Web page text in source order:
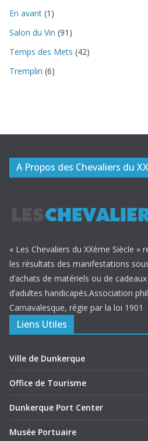
En avant (1)
Salon du Vin (91)
Temps des Mets (42)
Tremplin (6)
A Propos des Chevaliers du
« Les Chevaliers du XXème Siècle »
les résultats des manifestations
d’achats de matériels ou de
d’adultes handicapés.Association
Carnavalesque, régie par la loi 1901
Liens Utiles
Ville de Dunkerque
Office de Tourisme
Dunkerque Port Center
Musée Portuaire